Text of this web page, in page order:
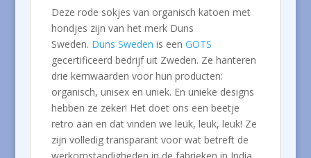
Deze rode sokjes van organisch katoen met
hondjes zijn van het merk Duns
Sweden. Duns Sweden is een GOTS
gecertificeerd bedrijf uit Zweden. Ze hanteren
drie kernwaarden voor hun producten:
organisch, unisex en uniek. En unieke designs
hebben ze zeker! Het doet ons een beetje
retro aan en dat vinden we leuk, leuk, leuk! Ze
zijn volledig transparant voor wat betreft de